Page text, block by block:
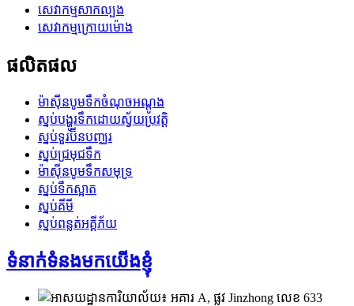
សេវាកម្មសាកល្បង
សេវាកម្មក្រោយម៉ោង
ផលិតផល
ម៉ាស៊ីនបូមទឹកចំណុចអណ្តូង
ស្នប់បង្ហូរទឹកដោយស្វ័យប្រវត្តិ
ស្នប់ទួរប៊ីនបញ្ឈរ
ស្នប់​ជ្រមុជ​ទឹក
ម៉ាស៊ីនបូមទឹកសមុទ្រ
ស្នប់ទឹកស្អាត
ស្នប់គីមី
ស្នប់ពន្លត់អគ្គីភ័យ
ទំនាក់ទំនងមកយើងខ្ញុំ
ការិយាល័យ៖ អគារ A, ផ្លូវ Jinzhong លេខ 633